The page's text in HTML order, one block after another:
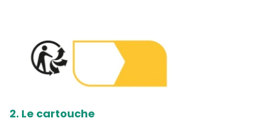
2. Le cartouche